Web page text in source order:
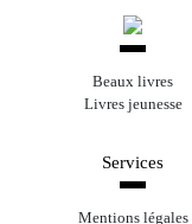
Beaux livres
Livres jeunesse
Services
Mentions légales